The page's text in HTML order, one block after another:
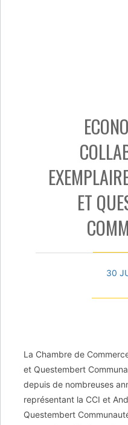
ET
30
La Chambre de
et Questembert
depuis de nombreuses
représentant la CCI et
Questembert